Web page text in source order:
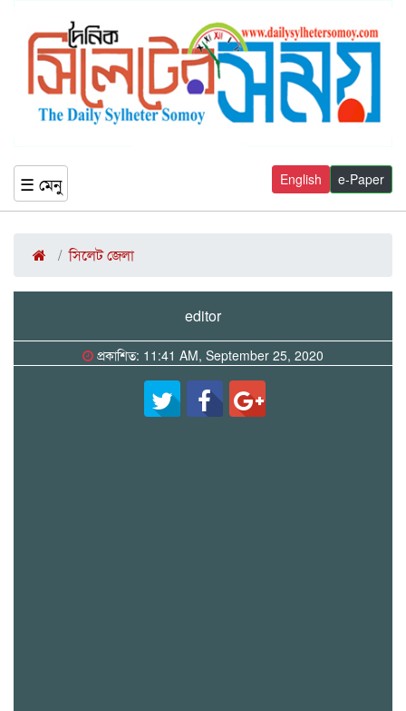
☰ মেনু e-Paper
English
সিলেট জেলা
editor
প্রকাশিত: 11:41 AM, September 25, 2020